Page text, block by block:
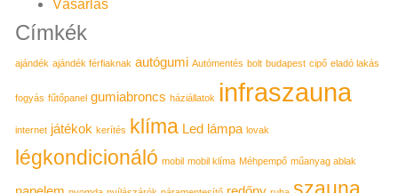
Vásárlás
Címkék
ajándék ajándék férfiaknak autógumi Autómentés bolt budapest cipő eladó lakás
fogyás fűtőpanel gumiabroncs háziállatok infraszauna
internet játékok kerítés klíma Led lámpa lovak
légkondicionáló mobil mobil klíma Méhpempő műanyag ablak